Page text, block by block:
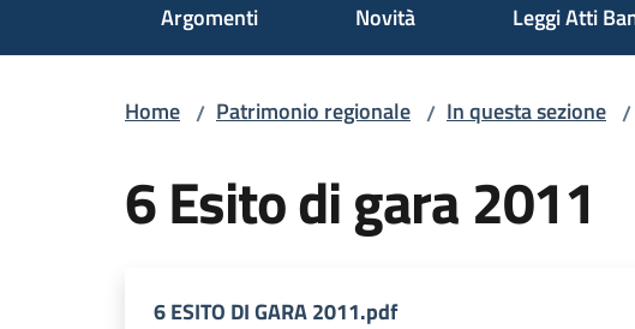
Argomenti Novità Leggi Atti
Home / Patrimonio regionale / In questa sezione /
6 Esito di gara 2011
6 ESITO DI GARA 2011.pdf